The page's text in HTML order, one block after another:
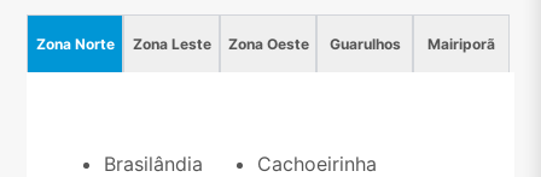
Zona Norte Zona Leste Zona Oeste Guarulhos Mairiporã
Brasilândia
Cachoeirinha